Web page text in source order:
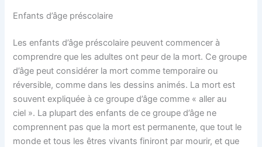
Enfants d’âge préscolaire
Les enfants d’âge préscolaire peuvent commencer à
comprendre que les adultes ont peur de la mort. Ce groupe
d’âge peut considérer la mort comme temporaire ou
réversible, comme dans les dessins animés. La mort est
souvent expliquée à ce groupe d’âge comme « aller au
ciel ». La plupart des enfants de ce groupe d’âge ne
comprennent pas que la mort est permanente, que tout le
monde et tous les êtres vivants finiront par mourir, et que